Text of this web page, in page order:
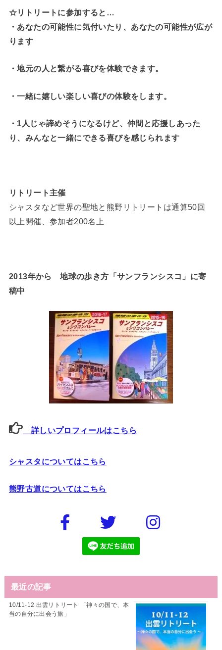
☆リトリートに参加すると…
・ あなたの可能性に気付いたり、あなたの可能性が広が
ります
・地元の人と繋がる喜びを体験できます。
・一緒に嬉しい楽しい喜びの体験をします。
・1人じゃ諦めそうになるけど、仲間と応援しあった
り、みんなと一緒にできる喜びを感じられます
リトリート主催
シャスタなど世界の聖地と熊野リトリートは通算50回
以上開催、参加者200名上
2013年から 地球の歩き方「サンフランシスコ」に寄
稿中
詳しいプロフィールはこちら
シャスタについてはこちら
熊野古道についてはこちら
最近の記事
10/11-12 出雲リトリート 「神々の国で、本
当の自分に出会う旅」